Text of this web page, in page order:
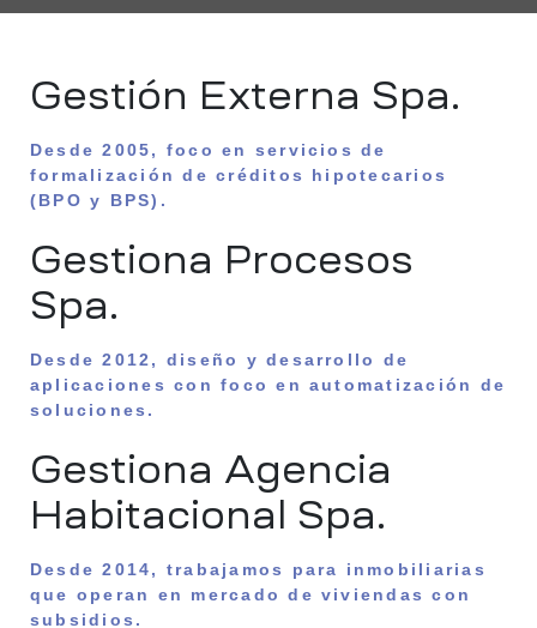
Gestión Externa Spa.
Desde 2005, foco en servicios de
formalización de créditos hipotecarios
(BPO y BPS).
Gestiona Procesos
Spa.
Desde 2012, diseño y desarrollo de
aplicaciones con foco en automatización de
soluciones.
Gestiona Agencia
Habitacional Spa.
Desde 2014, trabajamos para inmobiliarias
que operan en mercado de viviendas con
subsidios.